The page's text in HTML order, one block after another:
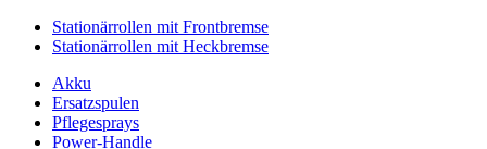
Stationärrollen mit Frontbremse
Stationärrollen mit Heckbremse
Akku
Ersatzspulen
Pflegesprays
Power-Handle